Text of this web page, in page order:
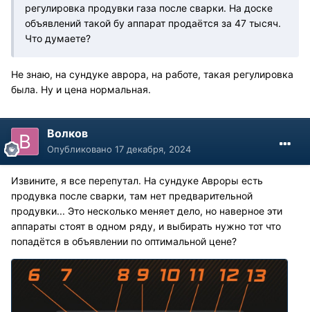
регулировка продувки газа после сварки. На доске
объявлений такой бу аппарат продаётся за 47 тысяч.
Что думаете?
Не знаю, на сундуке аврора, на работе, такая регулировка
была. Ну и цена нормальная.
Волков
Опубликовано 17 декабря, 2024
Извините, я все перепутал. На сундуке Авроры есть
продувка после сварки, там нет предварительной
продувки... Это несколько меняет дело, но наверное эти
аппараты стоят в одном ряду, и выбирать нужно тот что
попадётся в объявлении по оптимальной цене?